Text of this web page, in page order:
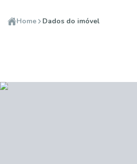
Home Dados do imóvel